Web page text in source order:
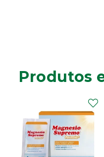
Produtos